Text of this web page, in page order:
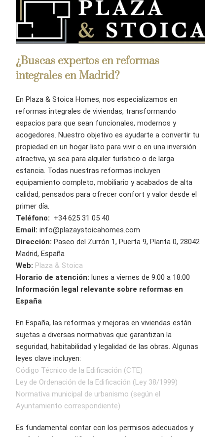
¿Buscas expertos en reformas
integrales en Madrid?
En Plaza & Stoica Homes, nos especializamos en
reformas integrales de viviendas, transformando
espacios para que sean funcionales, modernos y
acogedores. Nuestro objetivo es ayudarte a convertir tu
propiedad en un hogar listo para vivir o en una inversión
atractiva, ya sea para alquiler turístico o de larga
estancia. Todas nuestras reformas incluyen
equipamiento completo, mobiliario y acabados de alta
calidad, pensados para ofrecer confort y valor desde el
primer día.
Teléfono: +34 625 31 05 40
Email: info@plazaystoicahomes.com
Dirección: Paseo del Zurrón 1, Puerta 9, Planta 0, 28042
Madrid, España
Web: Plaza & Stoica
Horario de atención: lunes a viernes de 9:00 a 18:00
Información legal relevante sobre reformas en
España
En España, las reformas y mejoras en viviendas están
sujetas a diversas normativas que garantizan la
seguridad, habitabilidad y legalidad de las obras. Algunas
leyes clave incluyen:
Código Técnico de la Edificación (CTE)
Ley de Ordenación de la Edificación (Ley 38/1999)
Normativa municipal de urbanismo (según el
Ayuntamiento correspondiente)
Es fundamental contar con los permisos adecuados y